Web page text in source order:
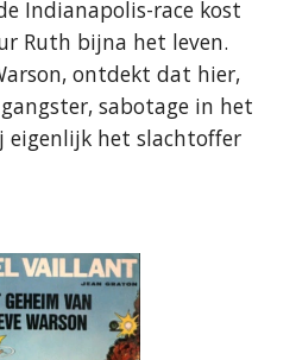
Indianapolis-race kost
Ruth bijna het leven.
ontdekt dat hier,
sabotage in het
eigenlijk het slachtoffer